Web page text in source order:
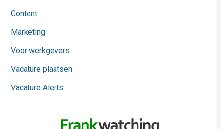
Content
Marketing
Voor werkgevers
Vacature plaatsen
Vacature Alerts